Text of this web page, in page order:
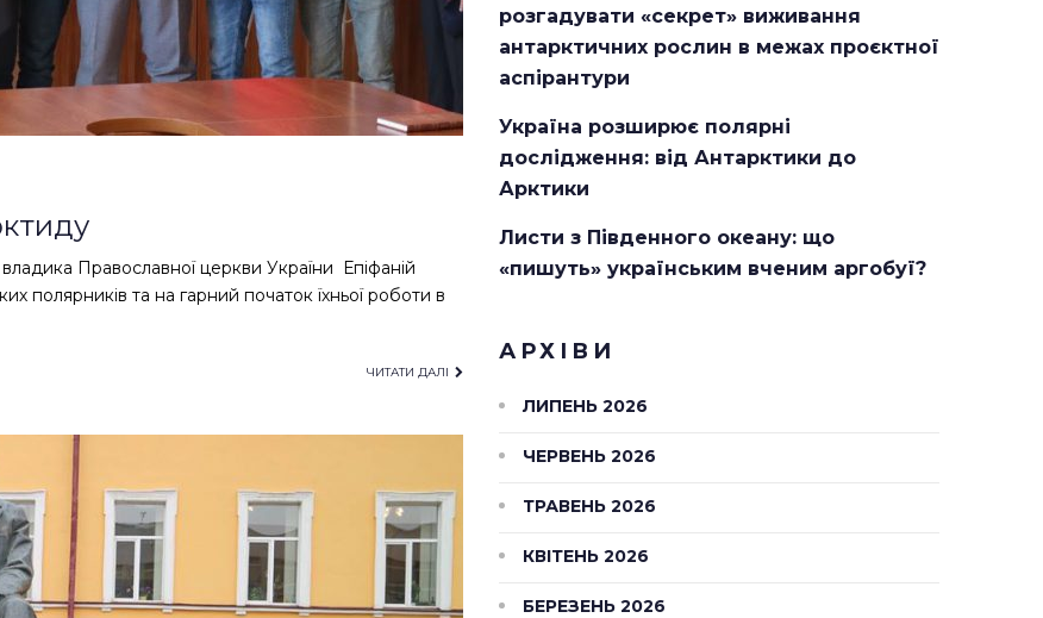
Православної церкви України Епіфаній
полярників та на гарний початок їхньої роботи в
ЧИТАТИ ДАЛІ
розгадувати «секрет» виживання
антарктичних рослин в межах проєктної
аспірантури
Україна розширює полярні
дослідження: від Антарктики до
Арктики
Листи з Південного океану: що
«пишуть» українським вченим аргобуї?
АРХІВИ
ЛИПЕНЬ 2026
ЧЕРВЕНЬ 2026
ТРАВЕНЬ 2026
КВІТЕНЬ 2026
БЕРЕЗЕНЬ 2026